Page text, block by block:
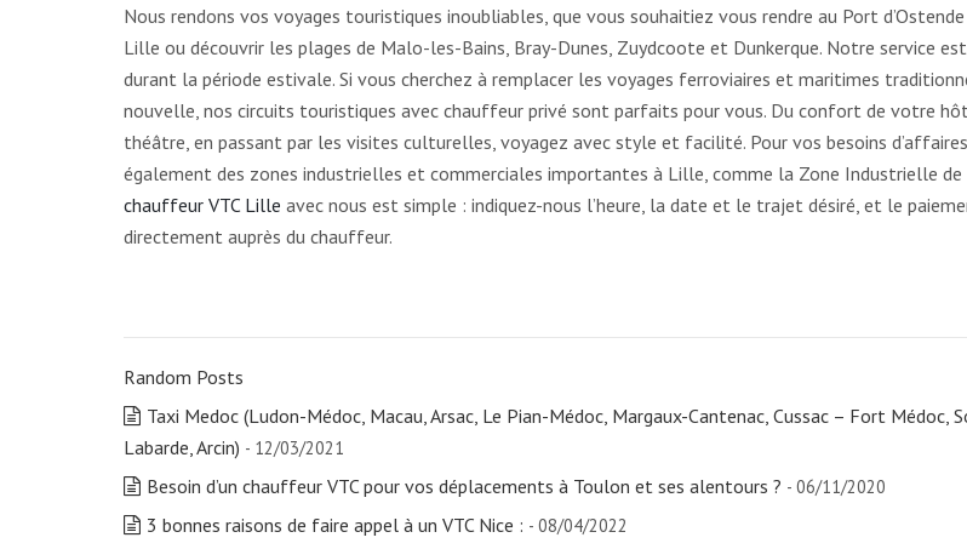
Nous rendons vos voyages touristiques inoubliables, que vous souhaitiez vous rendre au Port
Lille ou découvrir les plages de Malo-les-Bains, Bray-Dunes, Zuydcoote et Dunkerque. Notre service
durant la période estivale. Si vous cherchez à remplacer les voyages ferroviaires et maritimes
nouvelle, nos circuits touristiques avec chauffeur privé sont parfaits pour vous. Du confort de votre
théâtre, en passant par les visites culturelles, voyagez avec style et facilité. Pour vos besoins
également des zones industrielles et commerciales importantes à Lille, comme la Zone Industrielle de
chauffeur VTC Lille avec nous est simple : indiquez-nous l’heure, la date et le trajet désiré, et le
directement auprès du chauffeur.
Random Posts
Taxi Medoc (Ludon-Médoc, Macau, Arsac, Le Pian-Médoc, Margaux-Cantenac, Cussac – Fort Médoc,
Labarde, Arcin) - 12/03/2021
Besoin d’un chauffeur VTC pour vos déplacements à Toulon et ses alentours ? - 06/11/2020
3 bonnes raisons de faire appel à un VTC Nice : - 08/04/2022